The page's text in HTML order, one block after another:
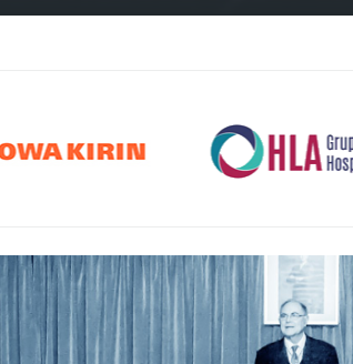
Hospitalario
medtronic